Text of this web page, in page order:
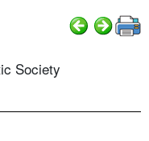
Society